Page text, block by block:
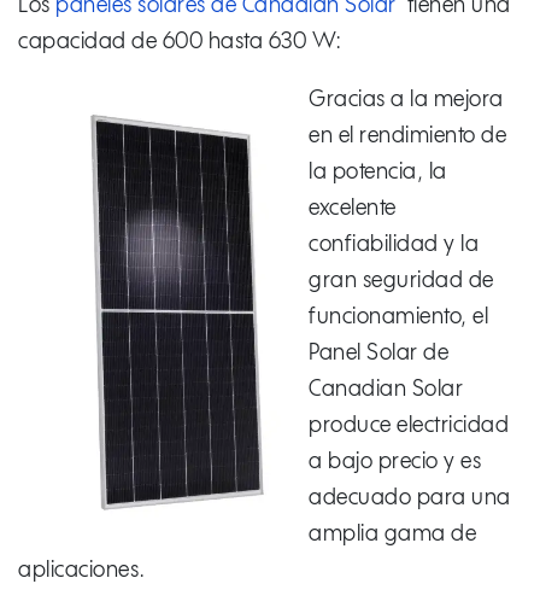
Los paneles solares de Canadian Solar tienen una
capacidad de 600 hasta 630 W:
Gracias a la mejora
en el rendimiento de
la potencia, la
excelente
confiabilidad y la
gran seguridad de
funcionamiento, el
Panel Solar de
Canadian Solar
produce electricidad
a bajo precio y es
adecuado para una
amplia gama de
aplicaciones.